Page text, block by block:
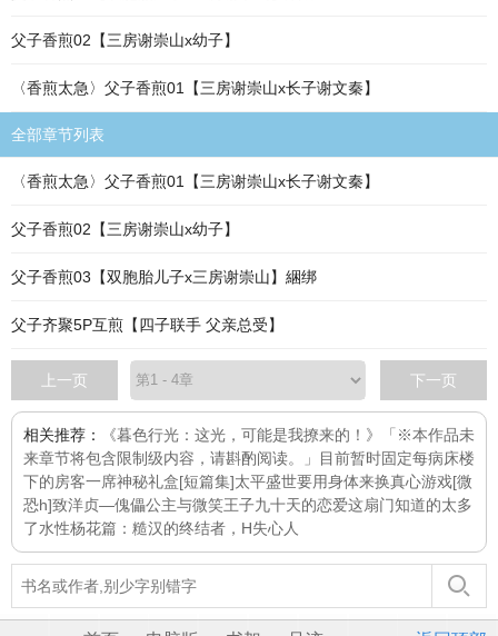
父子香煎02【三房谢崇山x幼子】
〈香煎太急〉父子香煎01【三房谢崇山x长子谢文秦】
全部章节列表
〈香煎太急〉父子香煎01【三房谢崇山x长子谢文秦】
父子香煎02【三房谢崇山x幼子】
父子香煎03【双胞胎儿子x三房谢崇山】綑绑
父子齐聚5P互煎【四子联手 父亲总受】
上一页 下一页
相关推荐：
《暮色行光：这光，可能是我撩来的！》「※本作品未
来章节将包含限制级内容，请斟酌阅读。」目前暂时固定每病床楼
下的房客一席神秘礼盒[短篇集]太平盛世要用身体来换真心游戏[微
恐h]致洋贞—傀儡公主与微笑王子九十天的恋爱这扇门知道的太多
了水性杨花篇：糙汉的终结者，H失心人